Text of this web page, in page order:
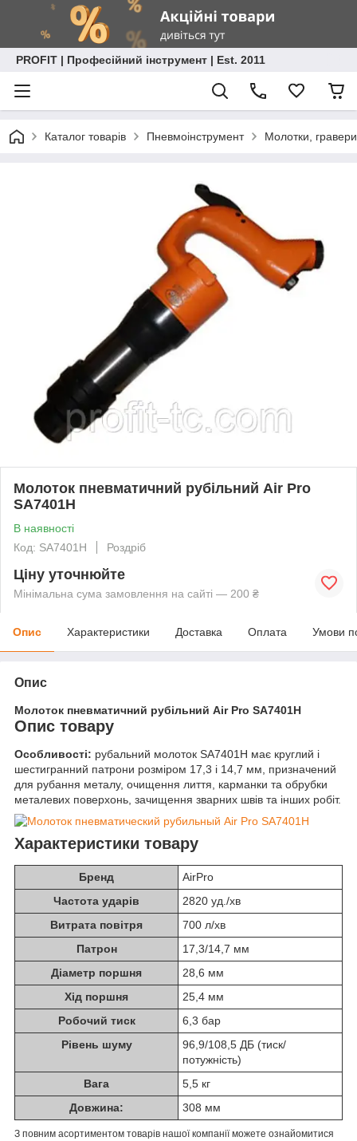
PROFIT | Професійний інструмент | Est. 2011
Каталог товарів Пневмоінструмент Молотки,
Молоток пневматичний рубільний Air Pro
SA7401H
В наявності
Код: SA7401H
Роздріб
Ціну уточнюйте
Мінімальна сума замовлення на сайті — 200 ₴
Опис Характеристики Доставка Оплата Умови
Опис
Молоток пневматичний рубільний Air Pro SA7401H
Опис товару
Особливості: рубальний молоток SA7401H має круглий і
шестигранний патрони розміром 17,3 і 14,7 мм, призначений
для рубання металу, очищення лиття, карманки та обрубки
металевих поверхонь, зачищення зварних швів та інших робіт.
Характеристики товару
Бренд
AirPro
Частота ударів
2820 уд./хв
Витрата повітря
700 л/хв
Патрон
17,3/14,7 мм
Діаметр поршня
28,6 мм
Хід поршня
25,4 мм
Робочий тиск
6,3 бар
Рівень шуму
96,9/108,5 ДБ (тиск/
потужність)
Вага
5,5 кг
Довжина:
308 мм
З повним асортиментом товарів нашої компанії можете ознайомитися